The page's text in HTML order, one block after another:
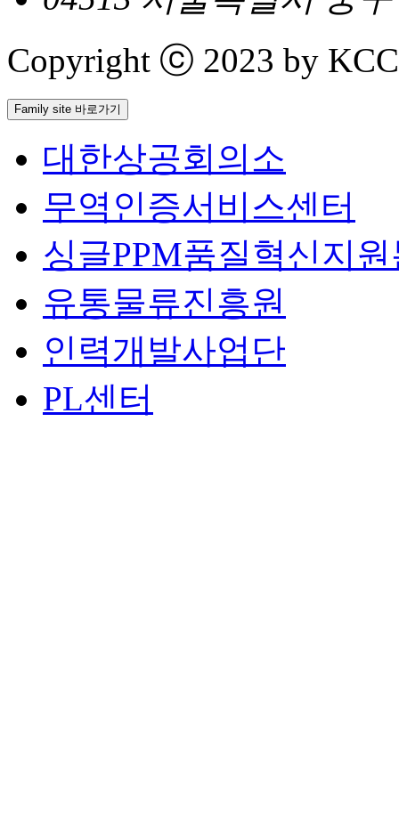
Copyright ⓒ 2023 by
Family site 바로가기
대한상공회의소
무역인증서비스센터
싱글PPM품질혁신지
유통물류진흥원
인력개발사업단
PL센터